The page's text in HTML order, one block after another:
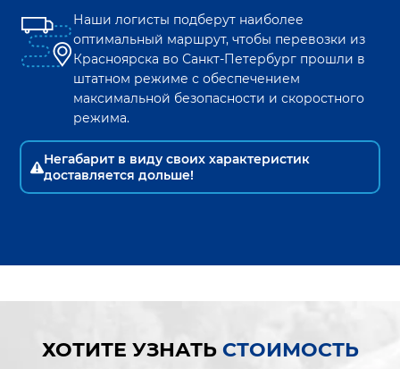
Наши логисты подберут наиболее
оптимальный маршрут, чтобы перевозки из
Красноярска воСанкт-Петербург прошли в
штатном режиме с обеспечением
максимальной безопасности и скоростного
режима.
Негабарит в виду своих характеристик
доставляется дольше!
ХОТИТЕ УЗНАТЬ СТОИМОСТЬ